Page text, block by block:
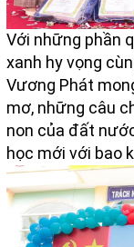
Với những phần
xanh hy vọng
Vương Phát
mơ, những câu
non của đất
học mới với bao